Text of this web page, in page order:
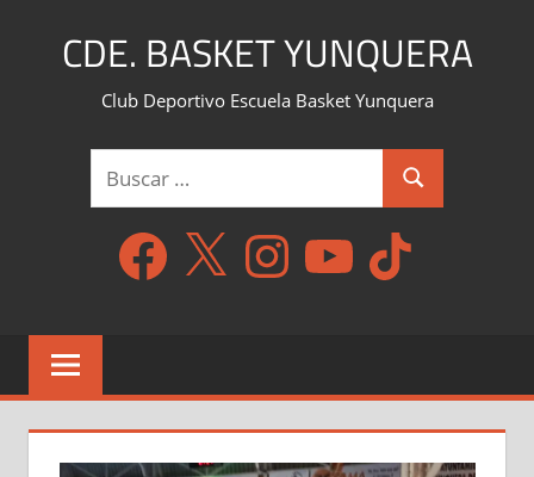
CDE. BASKET YUNQUERA
Club Deportivo Escuela Basket Yunquera
Buscar:
Buscar
Facebook
X InstagramYouTube TikTok